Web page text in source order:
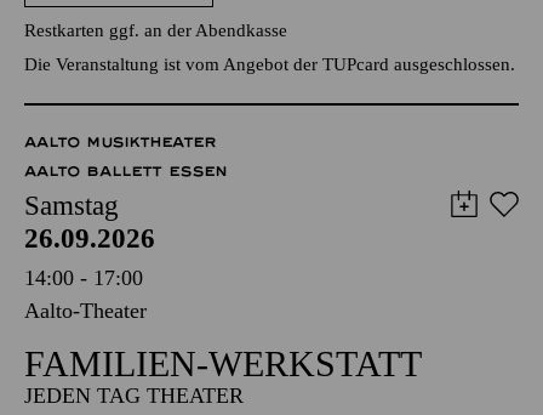
Restkarten ggf. an der Abendkasse
Die Veranstaltung ist vom Angebot der TUPcard ausgeschlossen.
AALTO MUSIKTHEATER
AALTO BALLETT ESSEN
Samstag
26.09.2026
14:00 - 17:00
Aalto-Theater
FAMILIEN-WERKSTATT
JEDEN TAG THEATER